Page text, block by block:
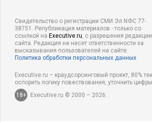
Свидетельство о регистрации СМИ Эл NФС 77-
38751. Републикация материалов - только со
ссылкой на Executive.ru, с разрешения редакции
сайта. Редакция не несет ответственности за
высказывания пользователей на сайте.
Политика обработки персональных данных
Executive.ru – краудсорсинговый проект, 80%
оспорить логику повествования, уточнить
18+
Executive.ru © 2000 – 2026.